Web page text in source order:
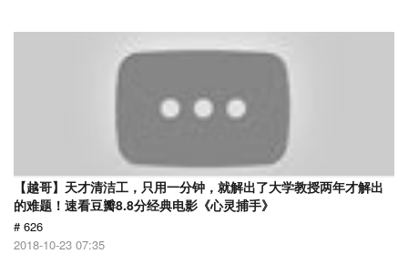
【越哥】天才清洁工，只用一分钟，就解出了大学教授两年才解出
的难题！速看豆瓣8.8分经典电影《心灵捕手》
# 626
2018-10-23 07:35